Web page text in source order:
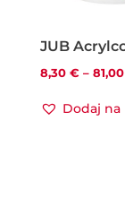
JUB
8,30 € – 81,00
Dodaj na